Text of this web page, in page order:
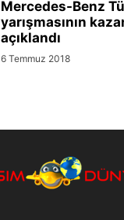
Mercedes-Benz
yarışmasının
açıklandı
6 Temmuz 2018